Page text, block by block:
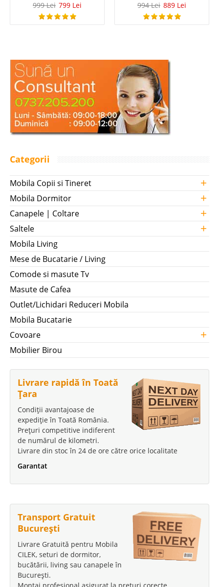
999 Lei 799 Lei
994 Lei 889 Lei
Categorii
Mobila Copii si Tineret +
Mobila Dormitor +
Canapele | Coltare +
Saltele +
Mobila Living
Mese de Bucatarie / Living
Comode si masute Tv
Masute de Cafea
Outlet/Lichidari Reduceri Mobila
Mobila Bucatarie
Covoare
+
Mobilier Birou
Livrare rapidă în Toată
Țara
Condiții avantajoase de
expediție în Toată România.
Prețuri competitive indiferent
de numărul de kilometri.
Livrare din stoc în 24 de ore către orice localitate
Garantat
Transport Gratuit
București
Livrare Gratuită pentru Mobila
CILEK, seturi de dormitor,
bucătării, living sau canapele în
București.